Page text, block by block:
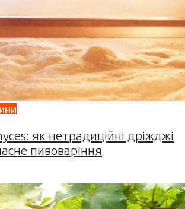
як нетрадиційні дріжджі
пивоваріння